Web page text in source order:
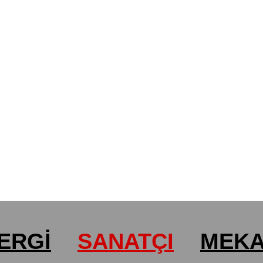
SANATÇI